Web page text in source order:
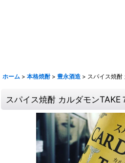
ホーム > 本格焼酎 > 豊永酒造 > スパイス焼酎
スパイス焼酎 カルダモンTAKE